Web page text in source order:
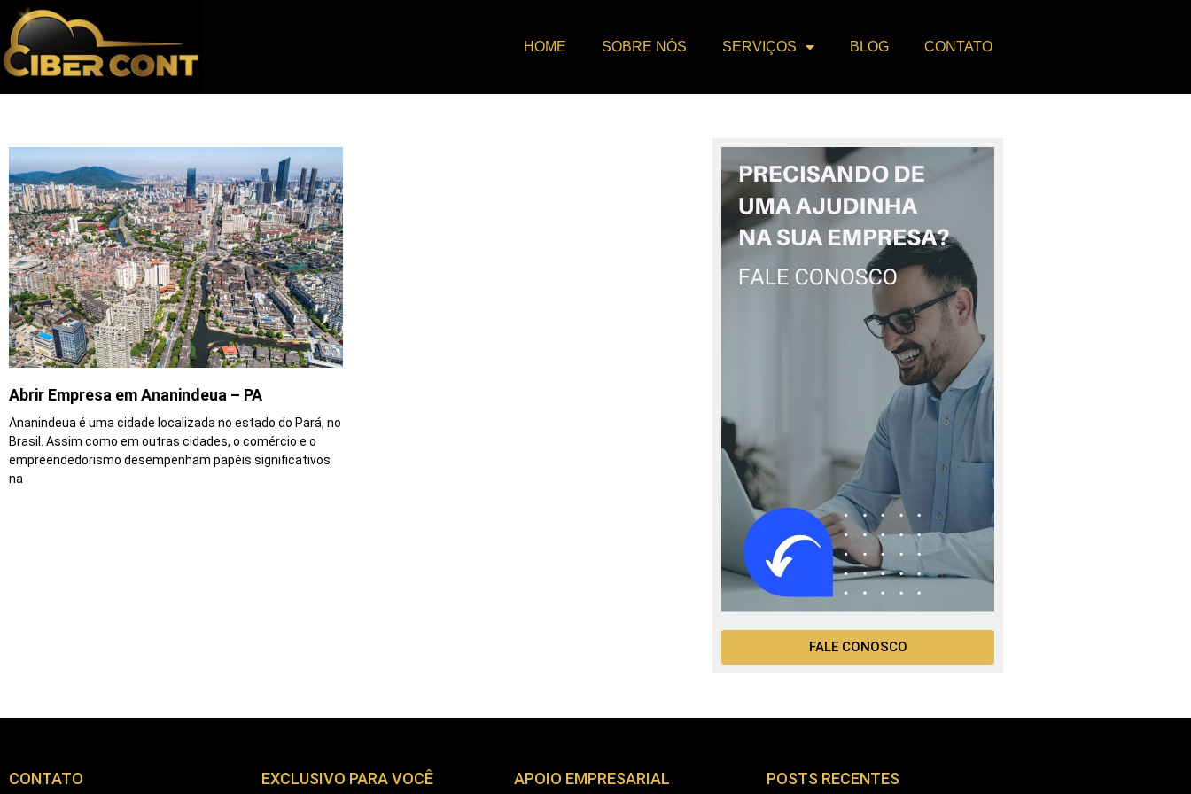
HOME SOBRE NÓS SERVIÇOS BLOG CONTATO
Abrir Empresa em Ananindeua – PA
Ananindeua é uma cidade localizada no estado do Pará, no
Brasil. Assim como em outras cidades, o comércio e o
empreendedorismo desempenham papéis significativos
na
FALE CONOSCO
CONTATO EXCLUSIVO PARA VOCÊ APOIO EMPRESARIAL POSTS RECENTES